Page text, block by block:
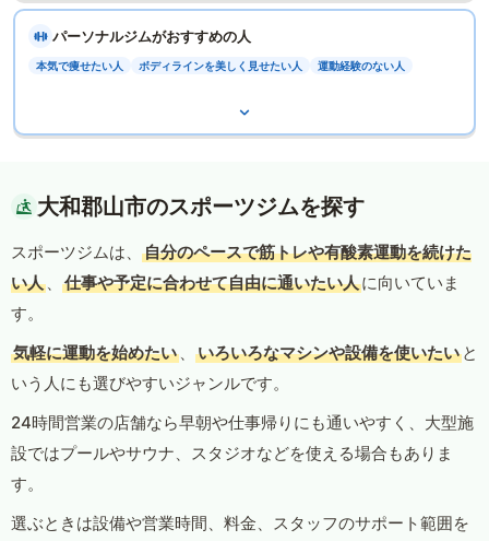
パーソナルジムがおすすめの人
本気で痩せたい人 ボディラインを美しく見せたい人 運動経験のない人
大和郡山市のスポーツジムを探す
スポーツジムは、
自分のペースで筋トレや有酸素運動を続けた
い人 、 仕事や予定に合わせて自由に通いたい人に向いていま
す。
気軽に運動を始めたい 、 いろいろなマシンや設備を使いたい と
いう人にも選びやすいジャンルです。
24時間営業の店舗なら早朝や仕事帰りにも通いやすく、大型施
設ではプールやサウナ、スタジオなどを使える場合もありま
す。
選ぶときは設備や営業時間、料金、スタッフのサポート範囲を